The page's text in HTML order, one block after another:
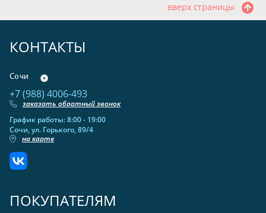
вверх страницы
КОНТАКТЫ
Сочи
+7 (988) 4006-493
заказать обратный звонок
График работы: 8:00 - 19:00
Сочи, ул. Горького, 89/4
на карте
ПОКУПАТЕЛЯМ